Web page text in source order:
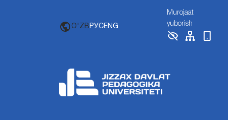
O'ZB РУСENG
Murojaat
yuborish